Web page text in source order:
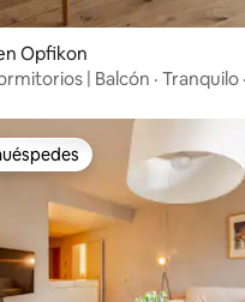
Opfikon
| Balcón · Tranquilo